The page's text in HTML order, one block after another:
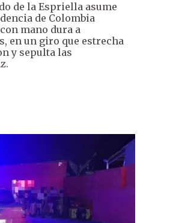
de la Espriella asume
de Colombia
mano dura a
en un giro que estrecha
y sepulta las